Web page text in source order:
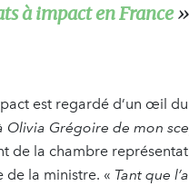
à impact en France
est regardé d’un œil
Olivia Grégoire de mon
de la chambre
la ministre. « Tant que